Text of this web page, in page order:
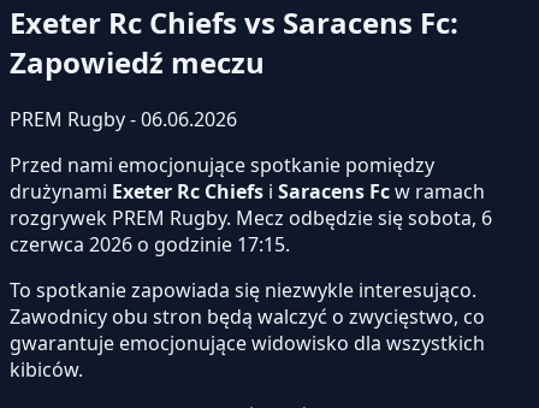
Exeter Rc Chiefs vs Saracens Fc:
Zapowiedź meczu
PREM Rugby - 06.06.2026
Przed nami emocjonujące spotkanie pomiędzy
drużynami Exeter Rc Chiefs i Saracens Fcw ramach
rozgrywek PREM Rugby. Mecz odbędzie się sobota, 6
czerwca 2026 o godzinie 17:15.
To spotkanie zapowiada się niezwykle interesująco.
Zawodnicy obu stron będą walczyć o zwycięstwo, co
gwarantuje emocjonujące widowisko dla wszystkich
kibiców.